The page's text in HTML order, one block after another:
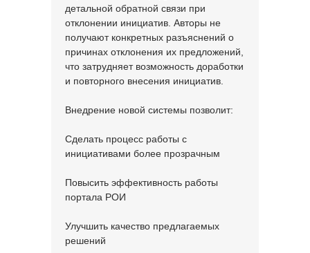
детальной обратной связи при
отклонении инициатив. Авторы не
получают конкретных разъяснений о
причинах отклонения их предложений,
что затрудняет возможность доработки
и повторного внесения инициатив.
Внедрение новой системы позволит:
Сделать процесс работы с
инициативами более прозрачным
Повысить эффективность работы
портала РОИ
Улучшить качество предлагаемых
решений